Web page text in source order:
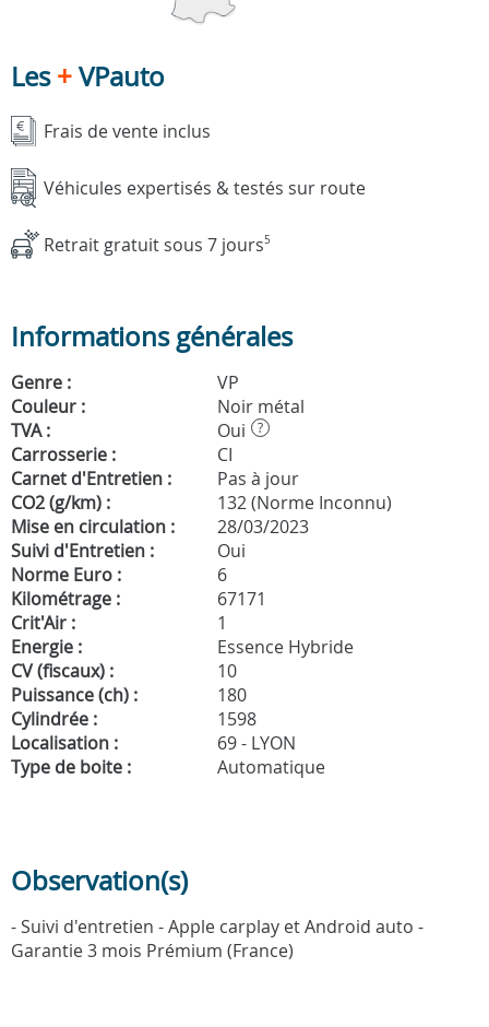
Les+VPauto
Frais de vente inclus
Véhicules expertisés & testés sur route
Retrait gratuit sous 7 jours5
Informations générales
Genre :
VP
Couleur :
Noir métal
TVA :
Oui ?
Carrosserie :
CI
Carnet d'Entretien :
Pas à jour
CO2 (g/km) :
132 (Norme Inconnu)
Mise en circulation :
28/03/2023
Suivi d'Entretien :
Oui
Norme Euro :
6
Kilométrage :
67171
Crit'Air :
1
Energie :
Essence Hybride
CV (fiscaux) :
10
Puissance (ch) :
180
Cylindrée :
1598
Localisation :
69 - LYON
Type de boite :
Automatique
Observation(s)
- Suivi d'entretien - Apple carplay et Android auto -
Garantie 3 mois Prémium (France)